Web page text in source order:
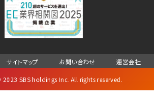
サイトマップ お問い合わせ 運営会社
SBS holdings Inc. All rights reserved.